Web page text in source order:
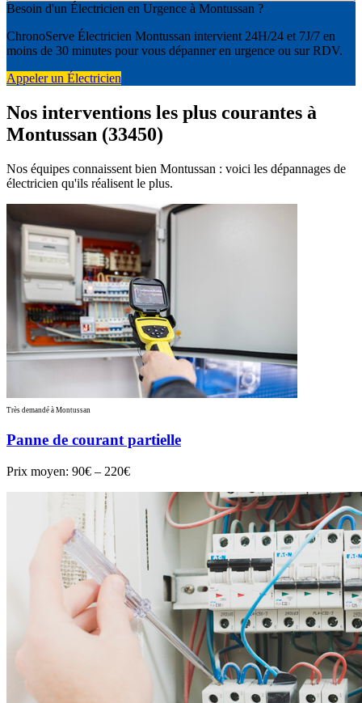
Besoin d'un Électricien en Urgence à Montussan ?
ChronoServe Électricien Montussan intervient 24H/24 et 7J/7 en
moins de 30 minutes pour vous dépanner en urgence ou sur RDV.
Appeler un Électricien
Nos interventions les plus courantes à
Montussan (33450)
Nos équipes connaissent bien Montussan : voici les dépannages de
électricien qu'ils réalisent le plus.
Très demandé à Montussan
Panne de courant partielle
Prix moyen: 90€ – 220€